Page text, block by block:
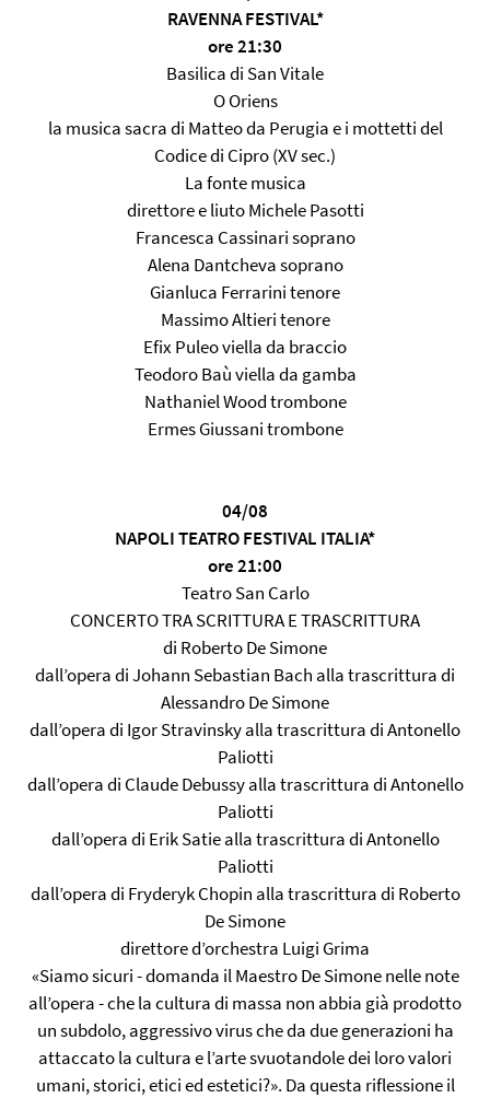
RAVENNA FESTIVAL*
ore 21:30
Basilica di San Vitale
O Oriens
la musica sacra di Matteo da Perugia e i mottetti del
Codice di Cipro (XV sec.)
La fonte musica
direttore e liuto Michele Pasotti
Francesca Cassinari soprano
Alena Dantcheva soprano
Gianluca Ferrarini tenore
Massimo Altieri tenore
Efix Puleo viella da braccio
Teodoro Baù viella da gamba
Nathaniel Wood trombone
Ermes Giussani trombone
04/08
NAPOLI TEATRO FESTIVAL ITALIA*
ore 21:00
Teatro San Carlo
CONCERTO TRA SCRITTURA E TRASCRITTURA
di Roberto De Simone
dall’opera di Johann Sebastian Bach alla trascrittura di
Alessandro De Simone
dall’opera di Igor Stravinsky alla trascrittura di Antonello
Paliotti
dall’opera di Claude Debussy alla trascrittura di Antonello
Paliotti
dall’opera di Erik Satie alla trascrittura di Antonello
Paliotti
dall’opera di Fryderyk Chopin alla trascrittura di Roberto
De Simone
direttore d’orchestra Luigi Grima
«Siamo sicuri - domanda il Maestro De Simone nelle note
all’opera - che la cultura di massa non abbia già prodotto
un subdolo, aggressivo virus che da due generazioni ha
attaccato la cultura e l’arte svuotandole dei loro valori
umani, storici, etici ed estetici?». Da questa riflessione il